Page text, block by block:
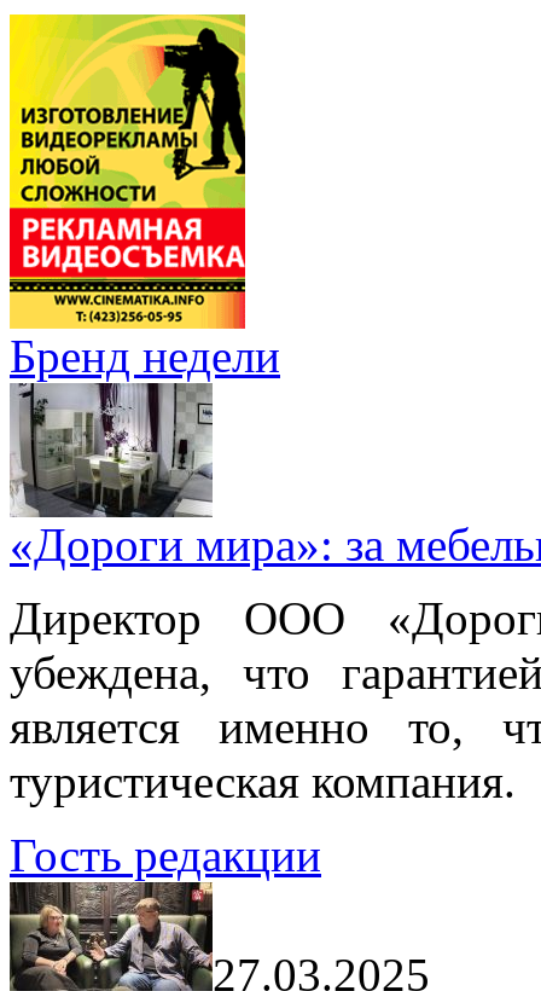
Бренд недели
«Дороги мира»: за
Директор ООО
убеждена, что
является именно то,
туристическая компания.
Гость редакции
27.03.2025